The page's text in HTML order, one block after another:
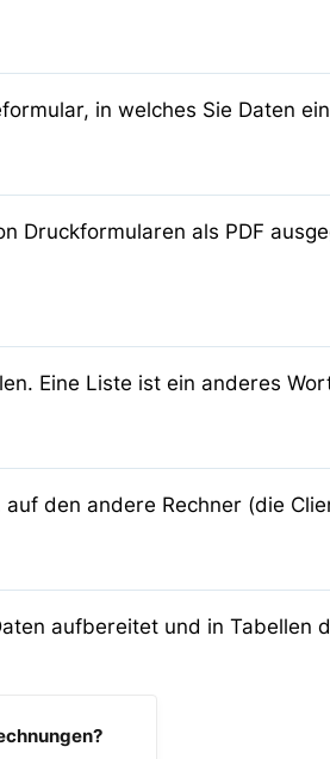
in welches Sie Daten
Druckformularen als PDF
Eine Liste ist ein anderes
den andere Rechner (die
aufbereitet und in Tabellen